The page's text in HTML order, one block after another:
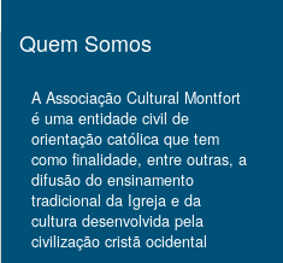
Quem Somos
A Associação Cultural Montfort
é uma entidade civil de
orientação católica que tem
como finalidade, entre outras, a
difusão do ensinamento
tradicional da Igreja e da
cultura desenvolvida pela
civilização cristã ocidental